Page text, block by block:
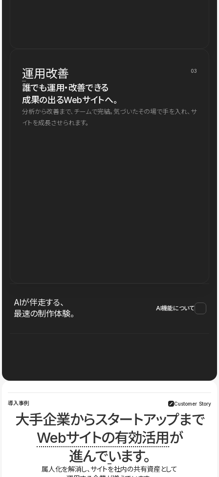
運用改善 03
誰でも運用・改善できる
成果の出るWebサイトへ。
分析から改善まで、チームで完結。気づいたその場で手を入れ、サ
イトを成長させられます。
AIが伴走する、
最速の制作体験。
AI機能について
導入事例 Customer Story
大手企業からスタートアップまで
Webサイトの有効活用が
進んでいます。
属人化を解消し、サイトを社内の共有資産として